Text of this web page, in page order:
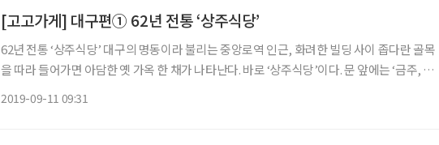
[고고가게] 대구편① 62년 전통 ‘상주식당’
62년 전통 ‘상주식당’ 대구의 명동이라 불리는 중앙로역 인근, 화려한 빌딩 사이 좁다란 골목
을 따라 들어가면 아담한 옛 가옥 한 채가 나타난다. 바로 ‘상주식당’이다. 문 앞에는 ‘금주, 금
2019-09-11 09:31